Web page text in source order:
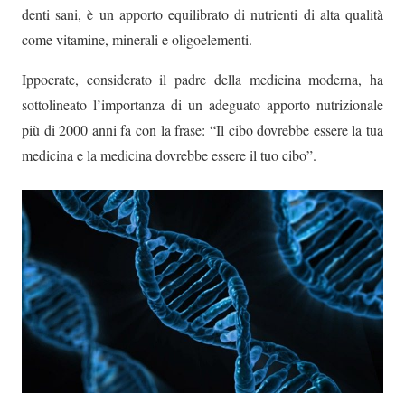
denti sani, è un apporto equilibrato di nutrienti di alta qualità
come vitamine, minerali e oligoelementi.
Ippocrate, considerato il padre della medicina moderna, ha
sottolineato l’importanza di un adeguato apporto nutrizionale
più di 2000 anni fa con la frase: “Il cibo dovrebbe essere la tua
medicina e la medicina dovrebbe essere il tuo cibo”.